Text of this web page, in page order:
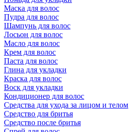
Маска для волос
Пудра для волос
Шампунь для волос
Лосьон для волос
Масло для волос
Крем для волос
Паста для волос
Глина для укладки
Краска для волос
Воск для укладки
Кондиционер для волос
Средства для ухода за лицом и телом
Средство для бритья
Средство после бритья